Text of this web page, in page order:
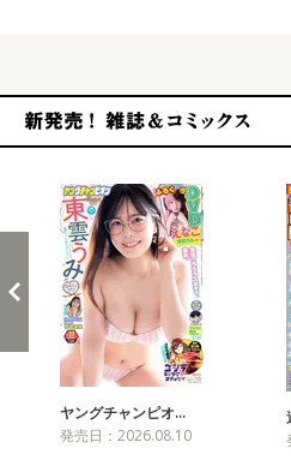
ヤングチャンピオ…
発売日：2026.08.10